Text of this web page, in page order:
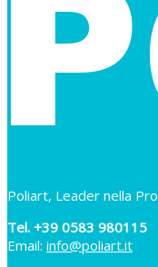
Poliart, Leader nella
Tel. +39 0583 980115
Email: info@poliart.it